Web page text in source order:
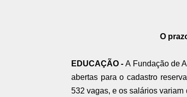
O
EDUCAÇÃO -A Fundação de
abertas para o cadastro
532 vagas, e os salários